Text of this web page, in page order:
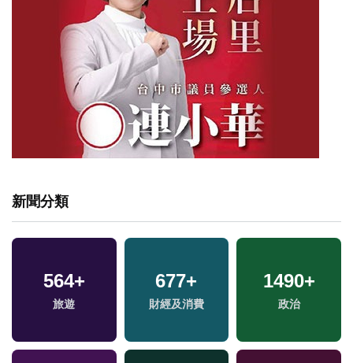
新聞分類
564+
旅遊
677+
財經及消費
1490+
政治